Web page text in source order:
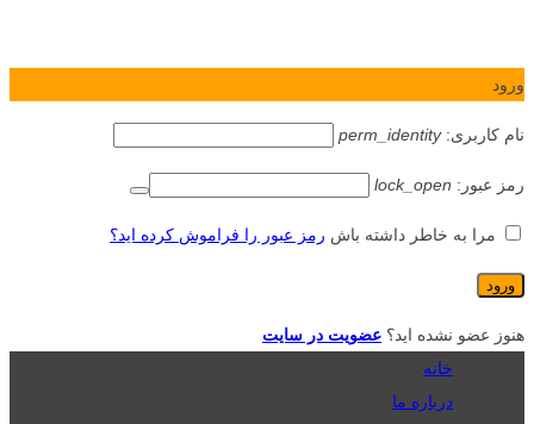
ورود
نام کاربری:perm_identity
رمز عبور: lock_open
مرا به خاطر داشته باش رمز عبور را فراموش کرده اید؟
هنوز عضو نشده اید؟ عضویت در سایت
خانه
درباره ما